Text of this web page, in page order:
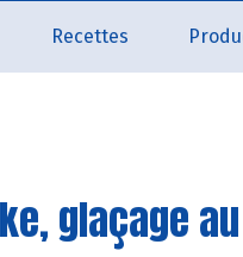
Recettes
glaçage